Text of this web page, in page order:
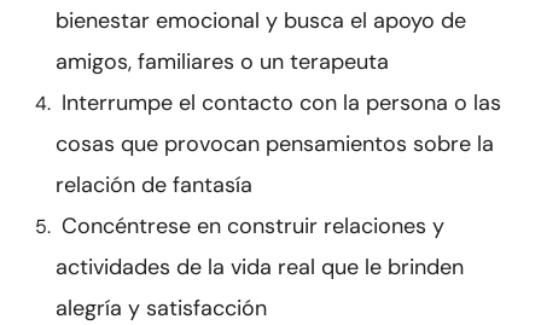
bienestar emocional y busca el apoyo de
amigos, familiares o un terapeuta
Interrumpe el contacto con la persona o las
cosas que provocan pensamientos sobre la
relación de fantasía
Concéntrese en construir relaciones y
actividades de la vida real que le brinden
alegría y satisfacción